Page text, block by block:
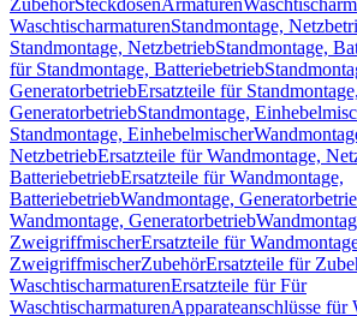
ZubehörSteckdosenArmaturen
WaschtischarmaturenStandmontage,
Standmontage, NetzbetriebStandmontage,
für Standmontage, Batteriebetrieb
GeneratorbetriebErsatzteile für Standmontage,
GeneratorbetriebStandmontage,
Standmontage, Einhebelmischer
NetzbetriebErsatzteile für Wandmontage,
BatteriebetriebErsatzteile für Wandmontage,
BatteriebetriebWandmontage,
Wandmontage, Generatorbetrieb
ZweigriffmischerErsatzteile für
ZweigriffmischerZubehörErsatzteile für
WaschtischarmaturenErsatzteile für Für
WaschtischarmaturenApparateanschlüsse für